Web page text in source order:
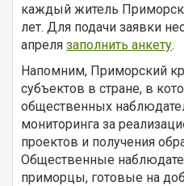
каждый житель
лет. Для подачи заявки
апреля заполнить анкету.
Напомним, Приморский
субъектов в стране, в
общественных
мониторинга за
проектов и получения
Общественные
приморцы, готовые на